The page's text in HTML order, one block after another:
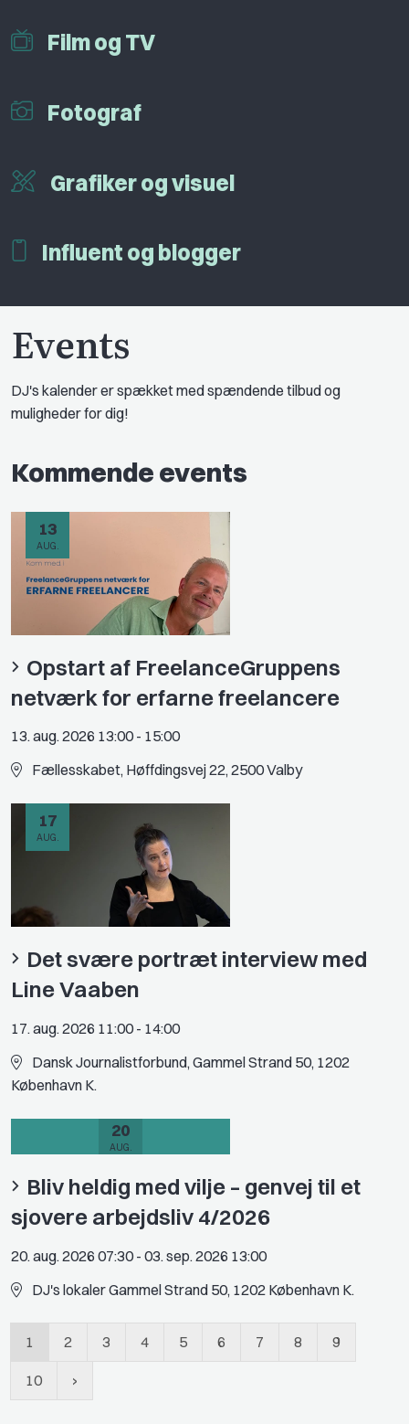
Film og TV
Fotograf
Grafiker og visuel
Influent og blogger
Events
DJ's kalender er spækket med spændende tilbud og
muligheder for dig!
Kommende events
13
AUG.
Opstart af FreelanceGruppens
netværk for erfarne freelancere
13. aug. 2026 13:00 - 15:00
Fællesskabet, Høffdingsvej 22, 2500 Valby
17
AUG.
Det svære portræt interview med
Line Vaaben
17. aug. 2026 11:00 - 14:00
Dansk Journalistforbund, Gammel Strand 50, 1202
København K.
20
AUG.
Bliv heldig med vilje – genvej til et
sjovere arbejdsliv 4/2026
20. aug. 2026 07:30 - 03. sep. 2026 13:00
DJ's lokaler Gammel Strand 50, 1202 København K.
1 2 3 4 5 6 7 8 9
10